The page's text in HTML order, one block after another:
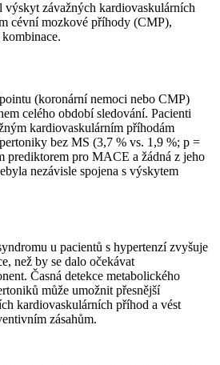
výskyt závažných kardiovaskulárních
cévní mozkové příhody (CMP),
(koronární nemoci nebo CMP)
celého období sledování. Pacienti
kardiovaskulárním příhodám
bez MS (3,7 % vs. 1,9 %; p =
prediktorem pro MACE a žádná z jeho
nezávisle spojena s výskytem
u pacientů s hypertenzí zvyšuje
než by se dalo očekávat
Časná detekce metabolického
může umožnit přesnější
kardiovaskulárních příhod a vést
zásahům.